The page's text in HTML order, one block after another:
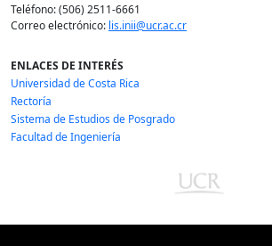
Teléfono: (506) 2511-6661
Correo electrónico: lis.inii@ucr.ac.cr
ENLACES DE INTERÉS
Universidad de Costa Rica
Rectoría
Sistema de Estudios de Posgrado
Facultad de Ingeniería